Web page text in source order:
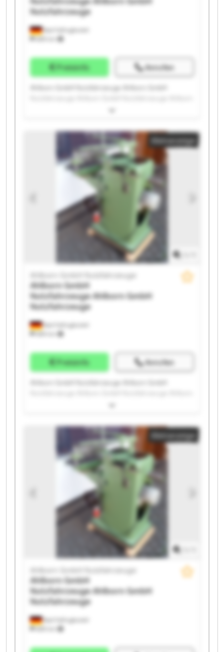
Bad Fallingbostel
689 km
Nutzfahrzeuge
Preisinfo Anrufen
Ahlborn GmbH Nutzfahrzeuge Ahlborn GmbH
GmbH Nutzfahrzeuge Ahlborn GmbH Nutzfahrzeuge
Nutzfahrzeuge Ahlborn GmbH Nutzfahrzeuge Ahlborn
GmbH Nutzfahrzeuge Ahlborn GmbH Nutzfahrzeuge
Ahlborn GmbH Nutzfahrzeuge Ahlborn GmbH
Nutzfahrzeuge Ahlborn GmbH Nutzfahrzeuge Ahlborn
GmbH Nutzfahrzeuge Ahlborn GmbH Nutzfahrzeuge
Ahlborn GmbH Nutzfahrzeuge Ahlborn GmbH
Nutzfahrzeuge Ahlborn GmbH Nutzfahrzeuge Ahlborn
GmbH Nutzfahrzeuge Ahlborn GmbH Nutzfahrzeuge
Kleinanzeige
Bad Fallingbostel
689 km
Ahlborn GmbH Nutzfahrzeuge
Ahlborn GmbH
NutzfahrzeugeAhlborn GmbH
Nutzfahrzeuge
Preisinfo Anrufen
Ahlborn GmbH Nutzfahrzeuge Ahlborn GmbH
GmbH Nutzfahrzeuge Ahlborn GmbH Nutzfahrzeuge
Nutzfahrzeuge Ahlborn GmbH Nutzfahrzeuge Ahlborn
GmbH Nutzfahrzeuge Ahlborn GmbH Nutzfahrzeuge
Ahlborn GmbH Nutzfahrzeuge Ahlborn GmbH
Nutzfahrzeuge Ahlborn GmbH Nutzfahrzeuge Ahlborn
GmbH Nutzfahrzeuge Ahlborn GmbH Nutzfahrzeuge
Ahlborn GmbH Nutzfahrzeuge Ahlborn GmbH
Nutzfahrzeuge Ahlborn GmbH Nutzfahrzeuge Ahlborn
GmbH Nutzfahrzeuge Ahlborn GmbH Nutzfahrzeuge
Kleinanzeige
Bad Fallingbostel
689 km
Ahlborn GmbH Nutzfahrzeuge
Ahlborn GmbH
NutzfahrzeugeAhlborn GmbH
Nutzfahrzeuge